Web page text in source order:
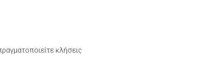
κλήσεις